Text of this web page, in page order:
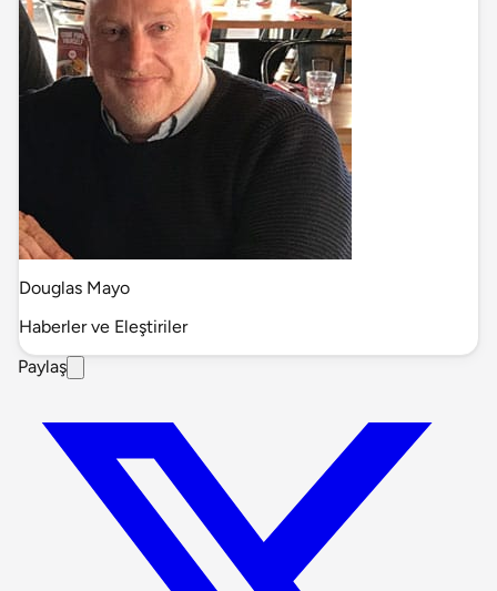
Douglas Mayo
Haberler ve Eleştiriler
Paylaş